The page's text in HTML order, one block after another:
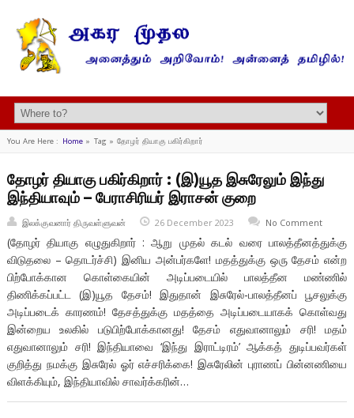
You Are Here : Home» Tag » தோழர் தியாகு பகிர்கிறார்
தோழர் தியாகு பகிர்கிறார் : (இ)யூத இசுரேலும் இந்து
இந்தியாவும் – பேராசிரியர் இராசன் குறை
இலக்குவனார் திருவள்ளுவன் 26 December 2023 No Comment
(தோழர் தியாகு எழுதுகிறார் : ஆறு முதல் கடல் வரை பாலத்தீனத்துக்கு
விடுதலை – தொடர்ச்சி) இனிய அன்பர்களே! மதத்துக்கு ஒரு தேசம் என்ற
பிற்போக்கான கொள்கையின் அடிப்படையில் பாலத்தீன மண்ணில்
திணிக்கப்பட்ட (இ)யூத தேசம்! இதுதான் இசுரேல்-பாலத்தீனப் பூசலுக்கு
அடிப்படைக் காரணம்! தேசத்துக்கு மதத்தை அடிப்படையாகக் கொள்வது
இன்றைய உலகில் படுபிற்போக்கானது! தேசம் எதுவானாலும் சரி! மதம்
எதுவானாலும் சரி! இந்தியாவை ‘இந்து இராட்டிரம்’ ஆக்கத் துடிப்பவர்கள்
குறித்து நமக்கு இசுரேல் ஓர் எச்சரிக்கை! இசுரேலின் புராணப் பின்னணியை
விளக்கியும், இந்தியாவில் சாவர்க்கரின்…